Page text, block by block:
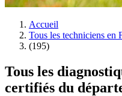
Accueil
Tous les techniciens en
(195)
Tous les
certifiés du